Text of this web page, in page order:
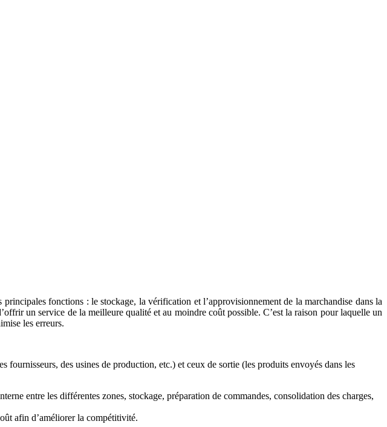
fonctions : le stockage, la vérification et l’approvisionnement de la marchandise dans la
un service de la meilleure qualité et au moindre coût possible. C’est la raison pour laquelle un
les erreurs.
fournisseurs, des usines de production, etc.) et ceux de sortie (les produits envoyés dans les
entre les différentes zones, stockage, préparation de commandes, consolidation des charges,
afin d’améliorer la compétitivité.